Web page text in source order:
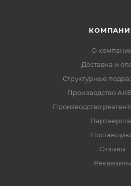
О
Доставка и
Структурные
Производство
Производство
Отзывы
Реквизиты